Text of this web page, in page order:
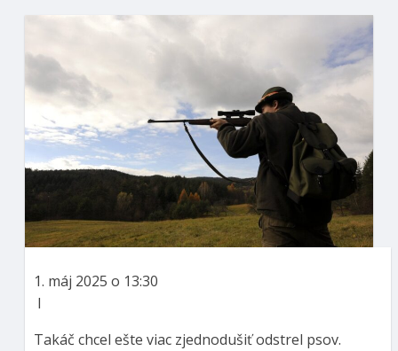
1. máj 2025 o 13:30
I
Takáč chcel ešte viac zjednodušiť odstrel psov.